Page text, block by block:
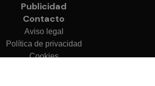
Publicidad
Contacto
Aviso legal
Política de privacidad
Cookies